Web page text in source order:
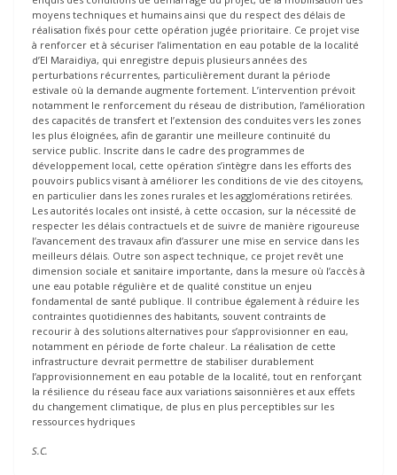
moyens techniques et humains ainsi que du respect des délais de
réalisation fixés pour cette opération jugée prioritaire. Ce projet vise
à renforcer et à sécuriser l’alimentation en eau potable de la localité
d’El Maraidiya, qui enregistre depuis plusieurs années des
perturbations récurrentes, particulièrement durant la période
estivale où la demande augmente fortement. L’intervention prévoit
notamment le renforcement du réseau de distribution, l’amélioration
des capacités de transfert et l’extension des conduites vers les zones
les plus éloignées, afin de garantir une meilleure continuité du
service public. Inscrite dans le cadre des programmes de
développement local, cette opération s’intègre dans les efforts des
pouvoirs publics visant à améliorer les conditions de vie des citoyens,
en particulier dans les zones rurales et les agglomérations retirées.
Les autorités locales ont insisté, à cette occasion, sur la nécessité de
respecter les délais contractuels et de suivre de manière rigoureuse
l’avancement des travaux afin d’assurer une mise en service dans les
meilleurs délais. Outre son aspect technique, ce projet revêt une
dimension sociale et sanitaire importante, dans la mesure où l’accès à
une eau potable régulière et de qualité constitue un enjeu
fondamental de santé publique. Il contribue également à réduire les
contraintes quotidiennes des habitants, souvent contraints de
recourir à des solutions alternatives pour s’approvisionner en eau,
notamment en période de forte chaleur. La réalisation de cette
infrastructure devrait permettre de stabiliser durablement
l’approvisionnement en eau potable de la localité, tout en renforçant
la résilience du réseau face aux variations saisonnières et aux effets
du changement climatique, de plus en plus perceptibles sur les
ressources hydriques
S.C.